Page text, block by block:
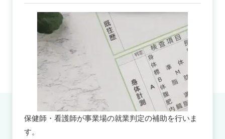
保健師・看護師が事業場の就業判定の補助を行いま
す。